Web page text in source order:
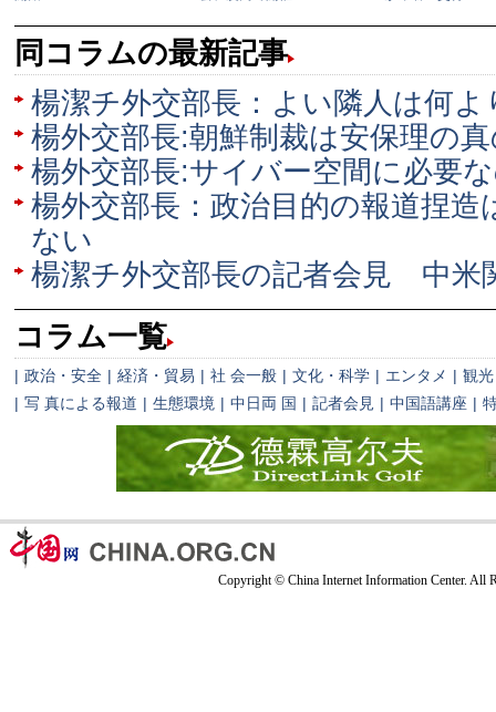
同コラムの最新記事
楊潔チ外交部長：よい隣人は何よ
楊外交部長:朝鮮制裁は安保理の
楊外交部長:サイバー空間に必要
楊外交部長：政治目的の報道捏造
ない
楊潔チ外交部長の記者会見 中米
コラム一覧
| 政治・安全 | 経済・貿易 | 社 会一般 | 文化・科学 | エンタメ | 観光
| 写 真による報道 | 生態環境 | 中日両 国 | 記者会見 | 中国語講座 |